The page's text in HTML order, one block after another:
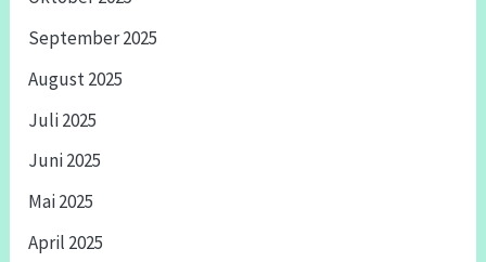
September 2025
August 2025
Juli 2025
Juni 2025
Mai 2025
April 2025